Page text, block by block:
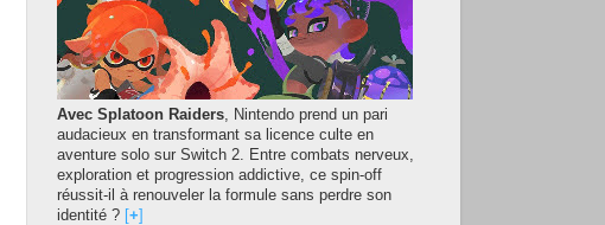
Avec Splatoon Raiders, Nintendo prend un pari
audacieux en transformant sa licence culte en
aventure solo sur Switch 2. Entre combats nerveux,
exploration et progression addictive, ce spin-off
réussit-il à renouveler la formule sans perdre son
identité ? [+]